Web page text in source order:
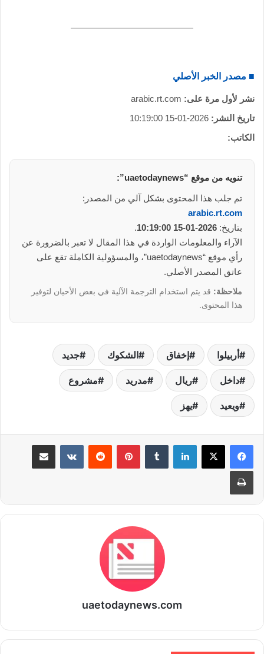
■ مصدر الخبر الأصلي
نشر لأول مرة على: arabic.rt.com
تاريخ النشر: 2026-01-15 10:19:00
الكاتب:
تنويه من موقع “uaetodaynews”:
تم جلب هذا المحتوى بشكل آلي من المصدر:
arabic.rt.com
بتاريخ: 2026-01-15 10:19:00
.
الآراء والمعلومات الواردة في هذا المقال لا تعبر بالضرورة عن
رأي موقع “uaetodaynews”، والمسؤولية الكاملة تقع على
عاتق المصدر الأصلي.
ملاحظة: قد يتم استخدام الترجمة الآلية في بعض الأحيان لتوفير
هذا المحتوى.
أربيلوا إخفاق الشكوك جديد
داخل ريال مدريد مشروع
ويعيد يهز
لينكدإن بينتيريست مشاركة عبر البريد
طباعة
uaetodaynews.com